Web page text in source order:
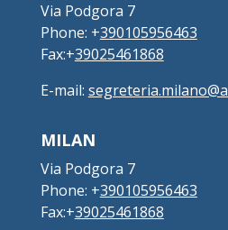
Via Podgora 7
Phone: +390105956463
Fax:+39025461868
E-mail:
MILAN
Via Podgora 7
Phone: +390105956463
Fax:+39025461868